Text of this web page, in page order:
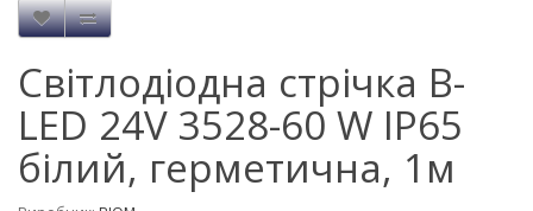
Світлодіодна стрічка B-
LED 24V 3528-60 W IP65
білий, герметична, 1м